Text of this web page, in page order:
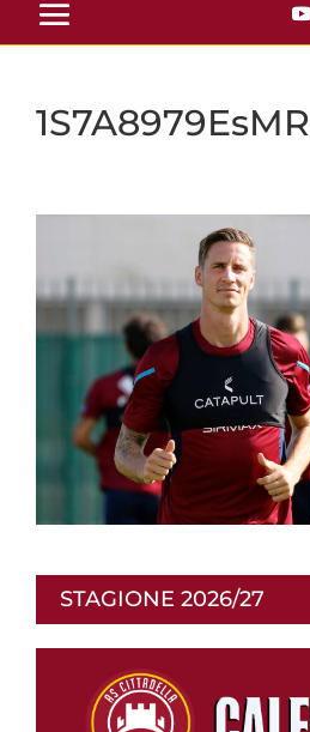
1S7A8979EsMR
STAGIONE 2026/27